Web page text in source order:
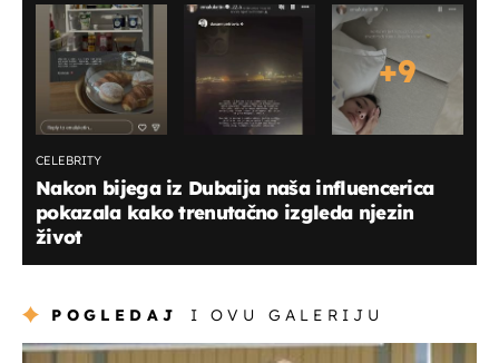
+9
CELEBRITY
Nakon bijega iz Dubaija naša influencerica
pokazala kako trenutačno izgleda njezin
život
POGLEDAJ I OVU GALERIJU